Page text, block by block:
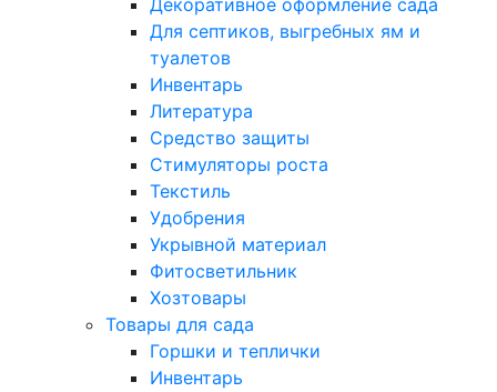
Декоративное оформление сада
Для септиков, выгребных ям и
туалетов
Инвентарь
Литература
Средство защиты
Стимуляторы роста
Текстиль
Удобрения
Укрывной материал
Фитосветильник
Хозтовары
Товары для сада
Горшки и теплички
Инвентарь